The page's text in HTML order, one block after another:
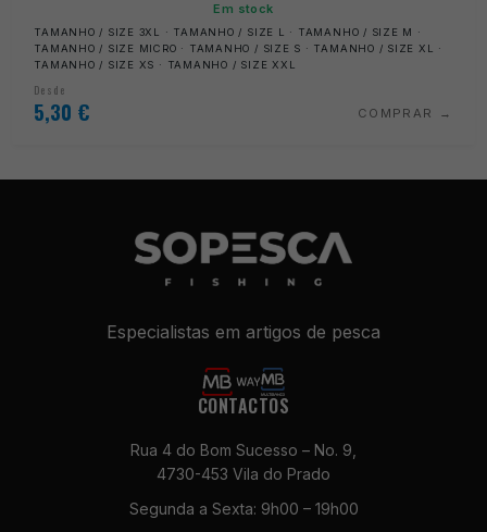
Em stock
TAMANHO / SIZE 3XL · TAMANHO / SIZE L · TAMANHO / SIZE M ·
TAMANHO / SIZE MICRO · TAMANHO / SIZE S · TAMANHO / SIZE XL ·
TAMANHO / SIZE XS · TAMANHO / SIZE XXL
Desde
5,30 € COMPRAR
Especialistas em artigos de pesca
CONTACTOS
Rua 4 do Bom Sucesso – No. 9,
4730-453 Vila do Prado
Segunda a Sexta: 9h00 – 19h00